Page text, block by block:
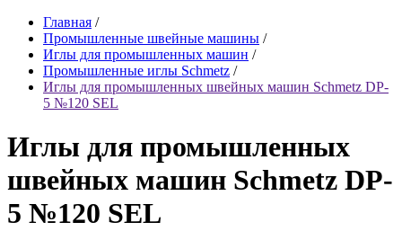
Главная /
Промышленные швейные машины /
Иглы для промышленных машин /
Промышленные иглы Schmetz /
Иглы для промышленных швейных машин Schmetz DP-
5 №120 SEL
Иглы для промышленных
швейных машин Schmetz DP-
5 №120 SEL